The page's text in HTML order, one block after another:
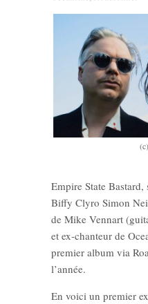
Empire State
Biffy Clyro Simon
de Mike Vennart
et ex-chanteur de
premier album via
l’année.
En voici un premier